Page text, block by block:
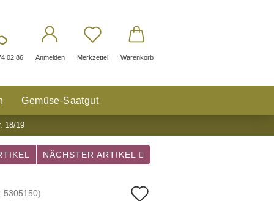
02 86 Anmelden Merkzettel Warenkorb
Gemüse-Saatgut
18/19
NÄCHSTER ARTIKEL
5305150)